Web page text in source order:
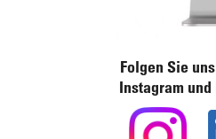
Folgen Sie
Instagram